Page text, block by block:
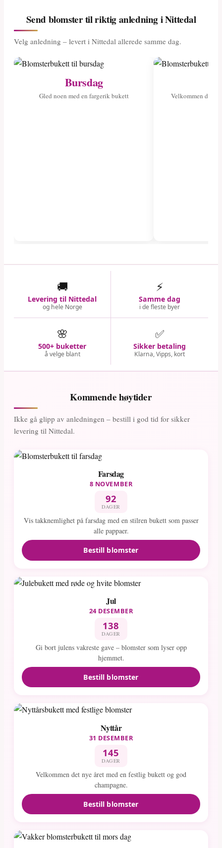
Send blomster til riktig anledning i Nittedal
Velg anledning – levert i Nittedal allerede samme dag.
Bursdag
Gled noen med en fargerik bukett Velkommen det
🚚
Levering til Nittedal
og hele Norge
⚡
Samme dag
i de fleste byer
🌸
500+ buketter
å velge blant
✅
Sikker betaling
Klarna, Vipps, kort
Kommende høytider
Ikke gå glipp av anledningen – bestill i god tid for sikker
levering til Nittedal.
Farsdag
8 NOVEMBER
92
DAGER
Vis takknemlighet på farsdag med en stilren bukett som passer
alle pappaer.
Bestill blomster
Jul
24 DESEMBER
138
DAGER
Gi bort julens vakreste gave – blomster som lyser opp
hjemmet.
Bestill blomster
Nyttår
31 DESEMBER
145
DAGER
Velkommen det nye året med en festlig bukett og god
champagne.
Bestill blomster